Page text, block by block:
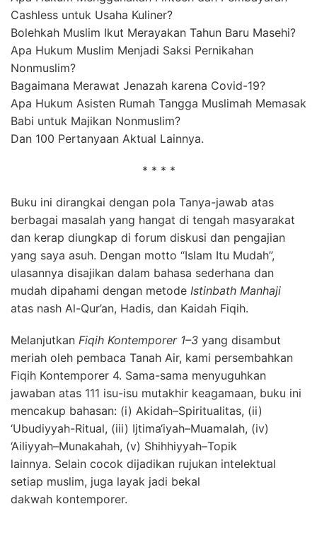
Cashless untuk Usaha Kuliner?
Bolehkah Muslim Ikut Merayakan Tahun Baru Masehi?
Apa Hukum Muslim Menjadi Saksi Pernikahan
Nonmuslim?
Bagaimana Merawat Jenazah karena Covid-19?
Apa Hukum Asisten Rumah Tangga Muslimah Memasak
Babi untuk Majikan Nonmuslim?
Dan 100 Pertanyaan Aktual Lainnya.
* * * *
Buku ini dirangkai dengan pola Tanya-jawab atas
berbagai masalah yang hangat di tengah masyarakat
dan kerap diungkap di forum diskusi dan pengajian
yang saya asuh. Dengan motto “Islam Itu Mudah”,
ulasannya disajikan dalam bahasa sederhana dan
mudah dipahami dengan metode Istinbath Manhaji
atas nash Al-Qur’an, Hadis, dan Kaidah Fiqih.
Melanjutkan Fiqih Kontemporer 1–3 yang disambut
meriah oleh pembaca Tanah Air, kami persembahkan
Fiqih Kontemporer 4. Sama-sama menyuguhkan
jawaban atas 111 isu-isu mutakhir keagamaan, buku ini
mencakup bahasan: (i) Akidah–Spiritualitas, (ii)
‘Ubudiyyah-Ritual, (iii) Ijtima‘iyah–Muamalah, (iv)
‘Ailiyyah–Munakahah, (v) Shihhiyyah–Topik
lainnya. Selain cocok dijadikan rujukan intelektual
setiap muslim, juga layak jadi bekal
dakwah kontemporer.